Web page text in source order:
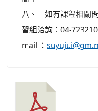
八、 如有課程相關
習組洽詢：04-
mail ：